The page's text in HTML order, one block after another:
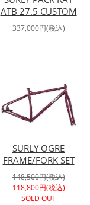
ATB 27.5 CUSTOM
337,000円(税込)
SURLY OGRE
FRAME/FORK SET
148,500円(税込)
118,800円(税込)
SOLD OUT